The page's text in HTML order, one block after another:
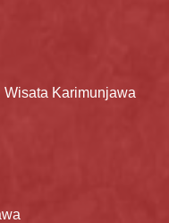
Wisata Karimunjawa